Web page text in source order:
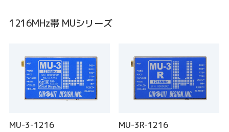
1216MHz帯 MUシリーズ
MU-3-1216 MU-3R-1216